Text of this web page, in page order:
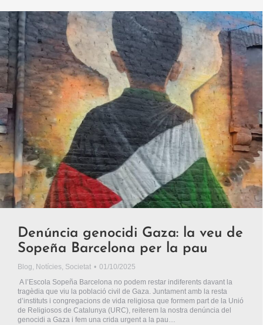
Denúncia genocidi Gaza: la veu de
Sopeña Barcelona per la pau
Blog, Notícies, Societat
01/10/2025
A l’Escola Sopeña Barcelona no podem restar indiferents davant la
tragèdia que viu la població civil de Gaza. Juntament amb la resta
d’instituts i congregacions de vida religiosa que formem part de la Unió
de Religiosos de Catalunya (URC), reiterem la nostra denúncia del
genocidi a Gaza i fem una crida urgent a la pau…